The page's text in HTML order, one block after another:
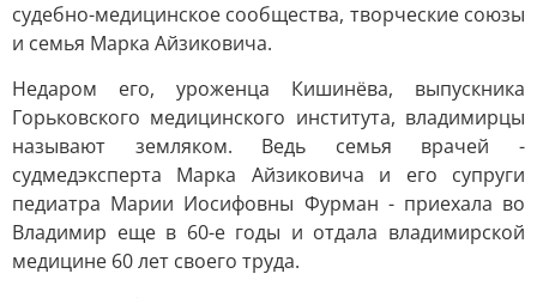
судебно-медицинское сообщества, творческие союзы
и семья Марка Айзиковича.
Недаром его, уроженца Кишинёва, выпускника
Горьковского медицинского института, владимирцы
называют земляком. Ведь семья врачей -
судмедэксперта Марка Айзиковича и его супруги
педиатра Марии Иосифовны Фурман - приехала во
Владимир еще в 60-е годы и отдала владимирской
медицине 60 лет своего труда.